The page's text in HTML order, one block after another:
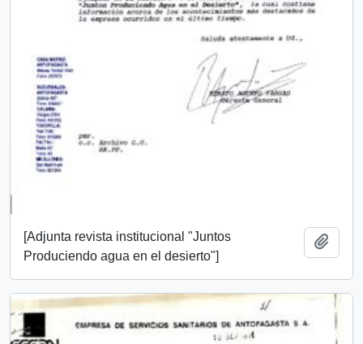
[Adjunta revista institucional "Juntos
Produciendo agua en el desierto"]